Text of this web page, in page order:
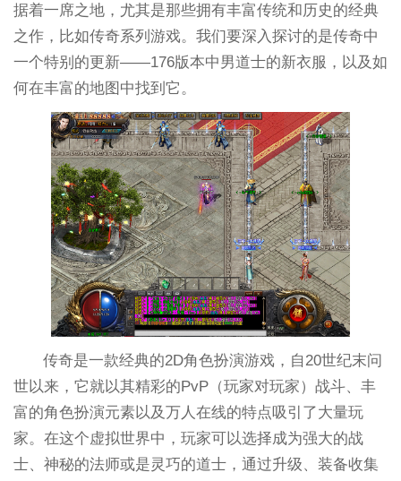
据着一席之地，尤其是那些拥有丰富传统和历史的经典
之作，比如传奇系列游戏。我们要深入探讨的是传奇中
一个特别的更新——176版本中男道士的新衣服，以及如
何在丰富的地图中找到它。
传奇是一款经典的2D角色扮演游戏，自20世纪末问
世以来，它就以其精彩的PvP（玩家对玩家）战斗、丰
富的角色扮演元素以及万人在线的特点吸引了大量玩
家。在这个虚拟世界中，玩家可以选择成为强大的战
士、神秘的法师或是灵巧的道士，通过升级、装备收集